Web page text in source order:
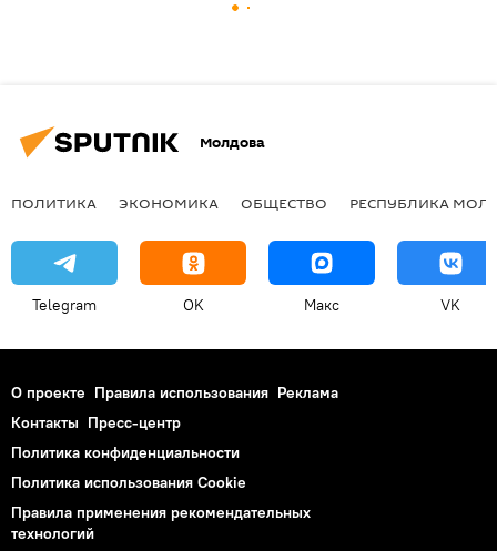
Молдова
ПОЛИТИКА ЭКОНОМИКА ОБЩЕСТВО РЕСПУБЛИКА
Telegram OK Макс VK
О проекте Правила использования Реклама
Контакты Пресс-центр
Политика конфиденциальности
Политика использования Cookie
Правила применения рекомендательных
технологий